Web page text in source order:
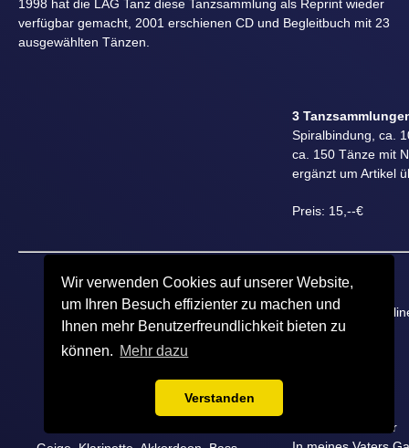
Wir verwenden Cookies auf unserer Website,
um Ihren Besuch effizienter zu machen und
Ihnen mehr Benutzerfreundlichkeit bieten zu
können. Mehr dazu
Verstanden
1998 hat die LAG Tanz diese Tanzsammlung als Reprint wieder
verfügbar gemacht, 2001 erschienen CD und Begleitbuch mit 23
ausgewählten Tänzen.
3
Spiralbindung, ca.
ca. 150 Tänze mit
ergänzt um Artikel
Preis: 15,--€
Rückelreih
In jungen Jahren
Rheinländer
Walzer Nr. 40
Alter Manschester